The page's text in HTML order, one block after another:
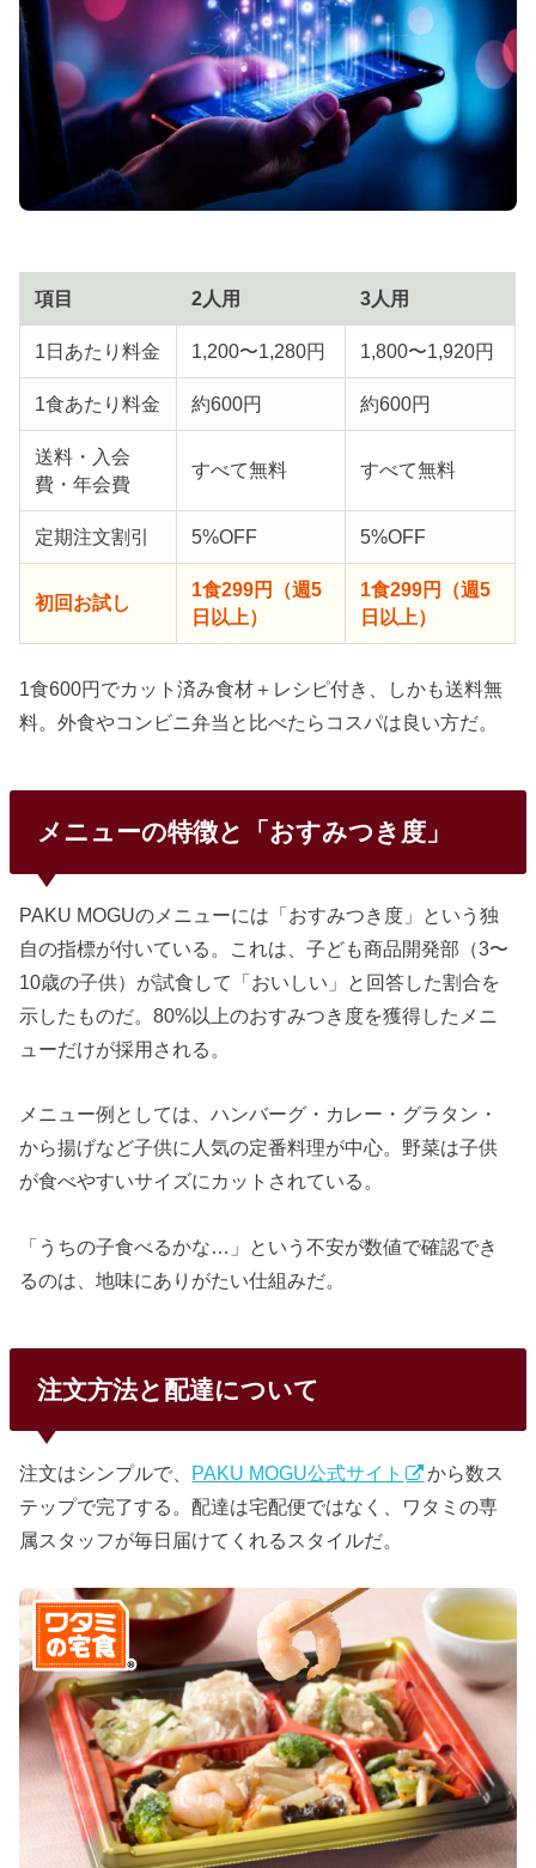
項目 2人用 3人用
1日あたり料金 1,200〜1,280円 1,800〜1,920円
1食あたり料金 約600円 約600円
送料・入会
費・年会費
すべて無料 すべて無料
定期注文割引 5%OFF 5%OFF
初回お試し
1食299円（週5
日以上）
1食299円（週5
日以上）
1食600円でカット済み食材＋レシピ付き、しかも送料無
料。外食やコンビニ弁当と比べたらコスパは良い方だ。
メニューの特徴と「おすみつき度」
PAKU MOGUのメニューには「おすみつき度」という独
自の指標が付いている。これは、子ども商品開発部（3〜
10歳の子供）が試食して「おいしい」と回答した割合を
示したものだ。80%以上のおすみつき度を獲得したメニ
ューだけが採用される。
メニュー例としては、ハンバーグ・カレー・グラタン・
から揚げなど子供に人気の定番料理が中心。野菜は子供
が食べやすいサイズにカットされている。
「うちの子食べるかな…」という不安が数値で確認でき
るのは、地味にありがたい仕組みだ。
注文方法と配達について
注文はシンプルで、 PAKU MOGU公式サイト
から数ス
テップで完了する。配達は宅配便ではなく、ワタミの専
属スタッフが毎日届けてくれるスタイルだ。